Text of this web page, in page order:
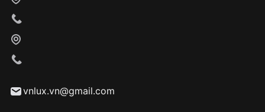
Từ khóa SEO:
vnlux.vn@gmail.com